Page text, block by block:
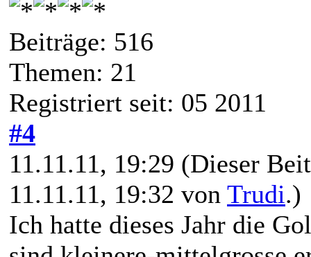
Beiträge: 516
Themen: 21
Registriert seit: 05 2011
#4
11.11.11, 19:29 (Dieser
11.11.11, 19:32 von Trudi.)
Ich hatte dieses Jahr die